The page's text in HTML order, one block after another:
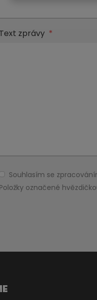
Text zprávy *
Souhlasím
se
zpracováním
Souhlasím se
Položky označené